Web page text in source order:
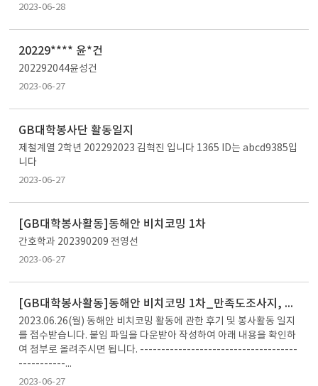
2023-06-28
20229**** 윤*건
202292044윤성건
2023-06-27
GB대학봉사단 활동일지
제철계열 2학년 202292023 김혁진 입니다 1365 ID는 abcd9385입
니다
2023-06-27
[GB대학봉사활동]동해안 비치코밍 1차
간호학과 202390209 전영선
2023-06-27
[GB대학봉사활동]동해안 비치코밍 1차_만족도조사지, 봉사활동일지 양식
2023.06.26(월) 동해안 비치코밍 활동에 관한 후기 및 봉사활동 일지
를 접수받습니다. 붙임 파일을 다운받아 작성하여 아래 내용을 확인하
여 첨부로 올려주시면 됩니다. -------------------------------------
-----------...
2023-06-27